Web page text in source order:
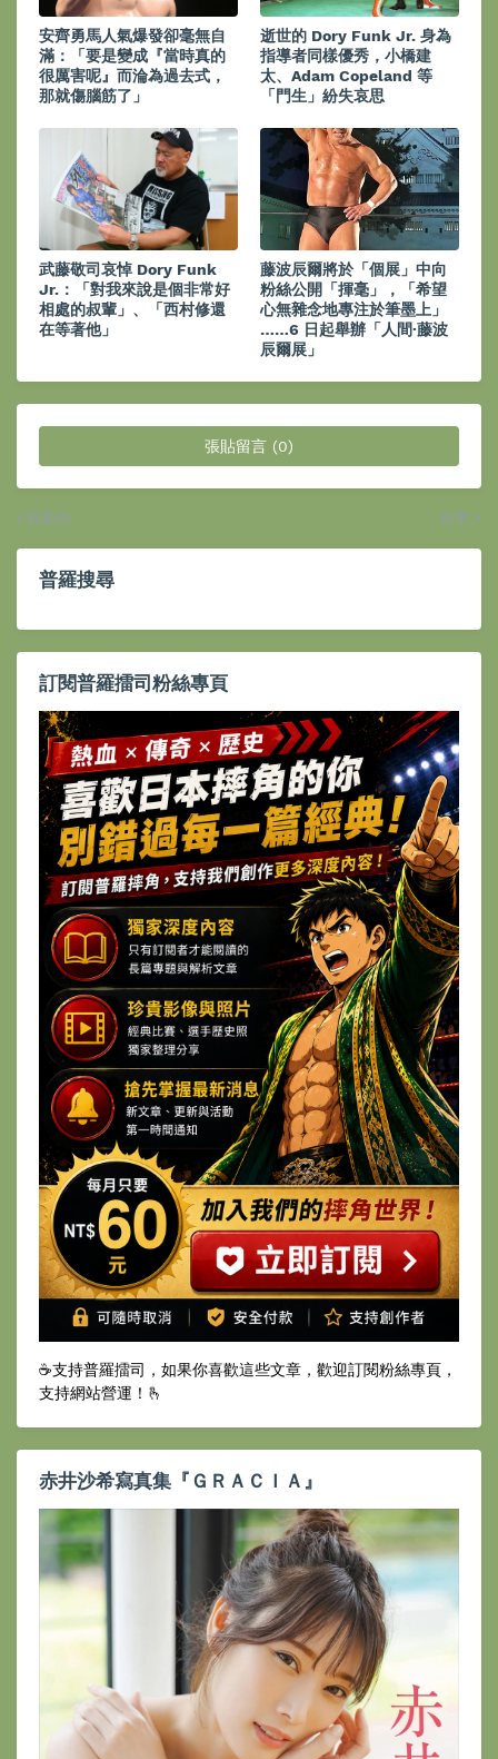
安齊勇馬人氣爆發卻毫無自
滿：「要是變成『當時真的
很厲害呢』而淪為過去式，
那就傷腦筋了」
逝世的 Dory Funk Jr. 身為
指導者同樣優秀，小橋建
太、Adam Copeland 等
「門生」紛失哀思
武藤敬司哀悼 Dory Funk
Jr.：「對我來說是個非常好
相處的叔輩」、「西村修還
在等著他」
藤波辰爾將於「個展」中向
粉絲公開「揮毫」，「希望
心無雜念地專注於筆墨上」
……6 日起舉辦「人間·藤波
辰爾展」
張貼留言 (0)
較新的 較舊
普羅搜尋
訂閱普羅擂司粉絲專頁
☕️支持普羅擂司，如果你喜歡這些文章，歡迎訂閱粉絲專頁，
支持網站營運！🫰
赤井沙希寫真集『ＧＲＡＣＩＡ』